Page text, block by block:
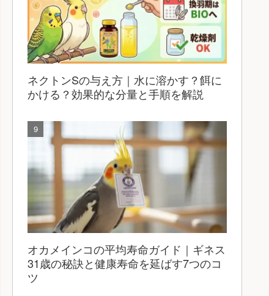
ネクトンSの与え方｜水に溶かす？餌に
かける？効果的な分量と手順を解説
オカメインコの平均寿命ガイド｜ギネス
31歳の秘訣と健康寿命を延ばす7つのコ
ツ